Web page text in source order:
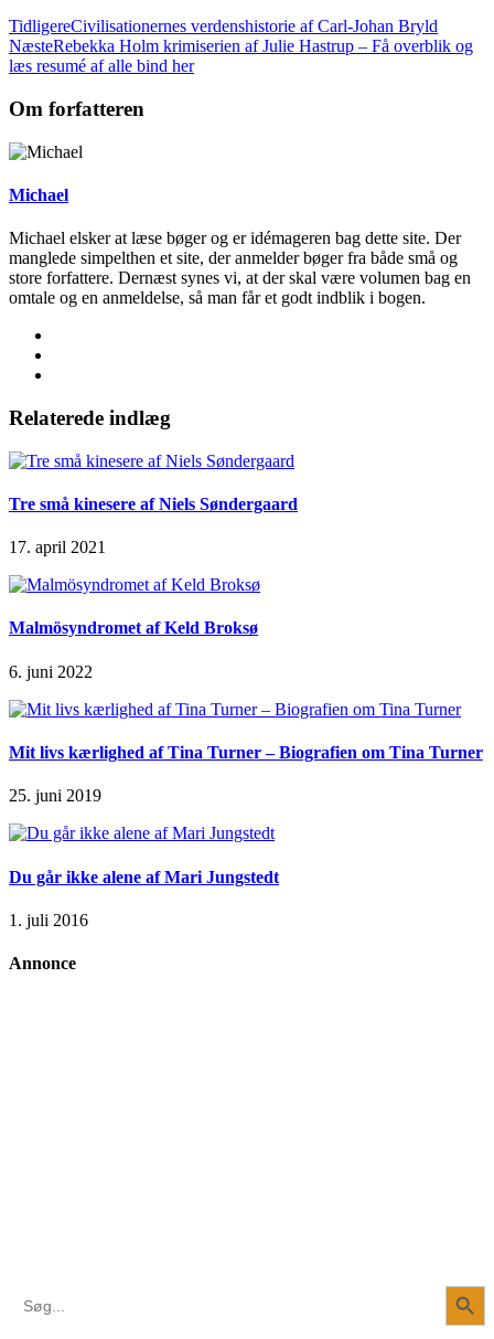
TidligereCivilisationernes verdenshistorie af Carl-Johan Bryld
NæsteRebekka Holm krimiserien af Julie Hastrup – Få overblik og
læs resumé af alle bind her
Om forfatteren
Michael
Michael elsker at læse bøger og er idémageren bag dette site. Der
manglede simpelthen et site, der anmelder bøger fra både små og
store forfattere. Dernæst synes vi, at der skal være volumen bag en
omtale og en anmeldelse, så man får et godt indblik i bogen.
Relaterede indlæg
Tre små kinesere af Niels Søndergaard
17. april 2021
Malmösyndromet af Keld Broksø
6. juni 2022
Mit livs kærlighed af Tina Turner – Biografien om Tina Turner
25. juni 2019
Du går ikke alene af Mari Jungstedt
1. juli 2016
Annonce
for:
Search Button